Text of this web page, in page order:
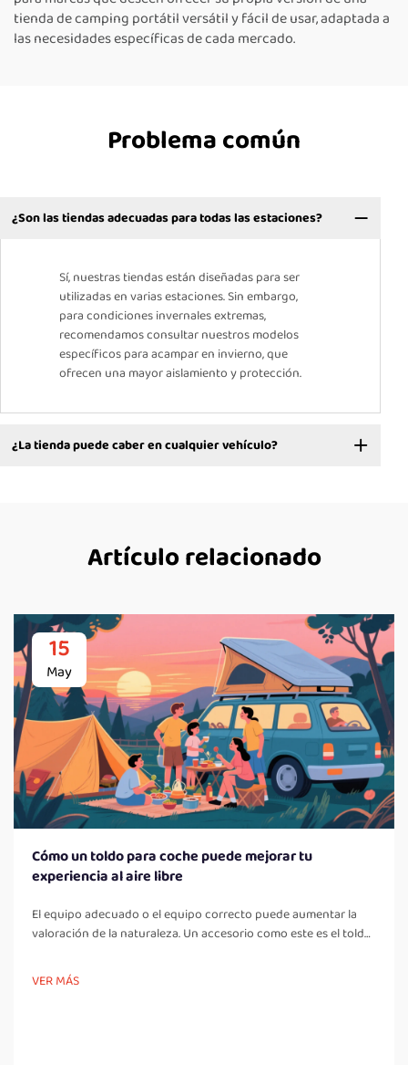
tienda de camping portátil versátil y fácil de usar, adaptada a
las necesidades específicas de cada mercado.
Problema común
¿Son las tiendas adecuadas para todas las estaciones?
Sí, nuestras tiendas están diseñadas para ser
utilizadas en varias estaciones. Sin embargo,
para condiciones invernales extremas,
recomendamos consultar nuestros modelos
específicos para acampar en invierno, que
ofrecen una mayor aislamiento y protección.
¿La tienda puede caber en cualquier vehículo?
Artículo relacionado
15
May
Cómo un toldo para coche puede mejorar tu
experiencia al aire libre
El equipo adecuado o el equipo correcto puede aumentar la
valoración de la naturaleza. Un accesorio como este es el toldo
estas actividades al aire libre. Hacer tailgating, acampar o
relajarse en la playa es más fácil con un...
VER MÁS